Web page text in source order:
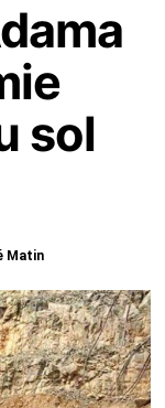
sol
Matin